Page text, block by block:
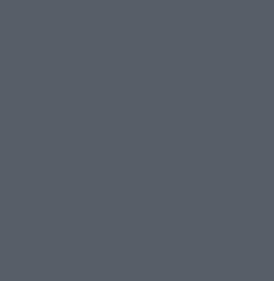
en private equity